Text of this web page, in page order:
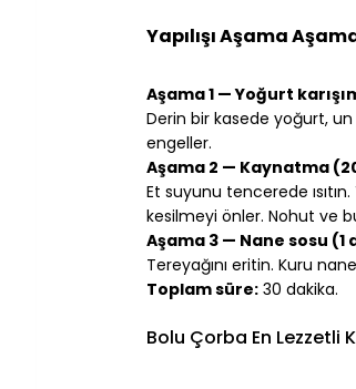
Yapılışı Aşama
Aşama 1 — Yoğurt
Derin bir kasede yoğurt, un
engeller.
Aşama 2 — Kaynatma
Et suyunu tencerede
kesilmeyi önler. Nohut ve
Aşama 3 — Nane sosu (1
Tereyağını eritin. Kuru
Toplam süre: 30 dakika.
Bolu Çorba En Lezzetli